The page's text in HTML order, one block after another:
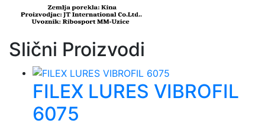
Slični Proizvodi
FILEX LURES VIBROFIL
6075